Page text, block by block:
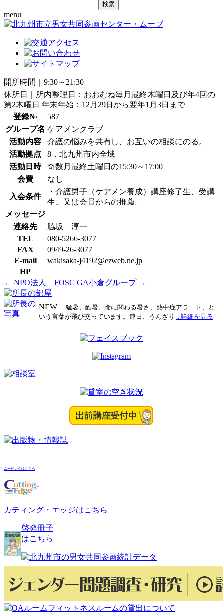
Search
for:
menu
開所時間｜9:30～21:30
休所日｜所内整理日：おおむね毎月最終木曜日及び年4回の
第2木曜日 年末年始：12月29日から翌年1月3日まで
登録№
587
グループ名 ケアメンクラブ
活動内容
介護の悩みを共有し、お互いの相談にのる。
活動拠点
8．北九州市内全域
活動日時
奇数月最終土曜日の15:30～17:00
会費
なし
入会条件
・介護男子（ケアメン養成）講座修了生、受講
生。又は会員からの推薦。
メッセージ
連絡先
脇坂 淳一
TEL
080-5266-3077
FAX
0949-26-3077
E-mail
wakisaka-j4192@ezweb.ne.jp
HP
投
稿
ナ
シ
← NPO法人 FOSC GA小倉グループ →
NEW
猛暑、酷暑、命に関わる暑さ、熱中症アラート、と
いう言葉が飛び交っています。連日、うんざり ...詳細を見る
ムービングはこちら
カティング・エッジはこちら
啓発冊子
はこちら